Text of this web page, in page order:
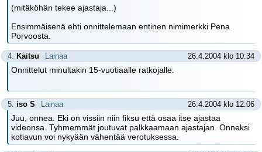
(mitäköhän tekee ajastaja...)
Ensimmäisenä ehti onnittelemaan entinen nimimerkki Pena
Porvoosta.
4. Kaitsu Lainaa 26.4.2004 klo 10:34
Onnittelut minultakin 15-vuotiaalle ratkojalle.
5. iso S Lainaa 26.4.2004 klo 12:06
Juu, onnea. Eki on vissiin niin fiksu että osaa itse ajastaa
videonsa. Tyhmemmät joutuvat palkkaamaan ajastajan. Onneksi
kotiavun voi nykyään vähentää verotuksessa.